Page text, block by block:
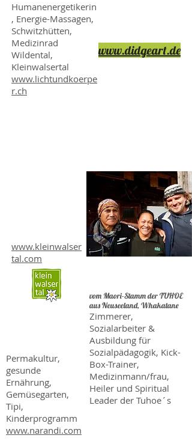
Humanenergetikerin
, Energie-Massagen,
Schwitzhütten,
Medizinrad
Wildental,
Kleinwalsertal
www.lichtundkoerpe
r.ch
www.didgeart.de
vom Maori-Stamm der TUHOE
aus Neuseeland, Whakatane
Zimmerer,
Sozialarbeiter &
Ausbildung für
Sozialpädagogik, Kick-
Box-Trainer,
Medizinmann/frau,
Heiler und Spiritual
Leader der Tuhoe´s
www.kleinwalser
tal.com
Permakultur,
gesunde
Ernährung,
Gemüsegarten,
Tipi,
Kinderprogramm
www.narandi.com